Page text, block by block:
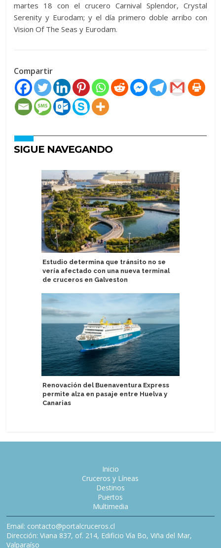
martes 18 con el crucero Carnival Splendor, Crystal
Serenity y Eurodam; y el día primero doble arribo con
Vision Of The Seas y Eurodam.
Compartir
SIGUE NAVEGANDO
Estudio determina que tránsito no se
vería afectado con una nueva terminal
de cruceros en Galveston
Renovación del Buenaventura Express
permite alza en pasaje entre Huelva y
Canarias
Inicio
Cruceros y Líneas
Destinos
Puertos
Multimedia
Email: contacto@portalcruceros.cl
Dirección: Viana 837, of. 214, Edificio Vía Bo, Viña del Mar,
Valparaíso